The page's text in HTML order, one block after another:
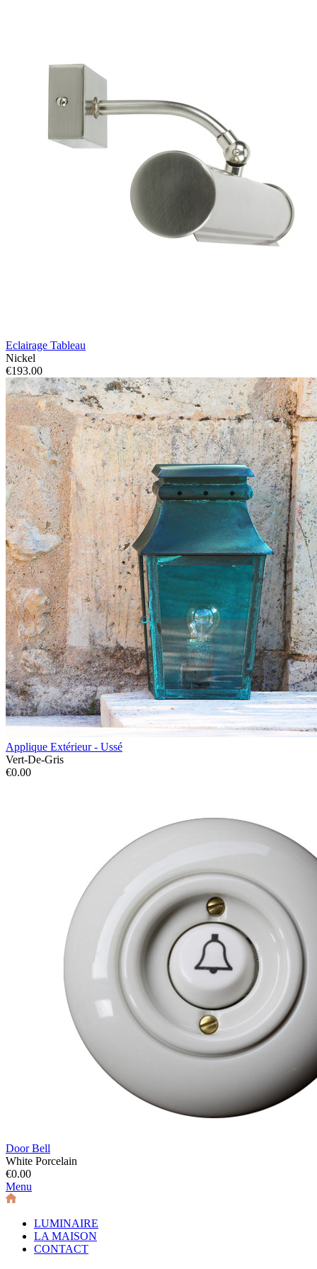
Eclairage Tableau
Nickel
€193.00
Applique Extérieur - Ussé
Vert-De-Gris
€0.00
Door Bell
White Porcelain
€0.00
Menu
LUMINAIRE
LA MAISON
CONTACT